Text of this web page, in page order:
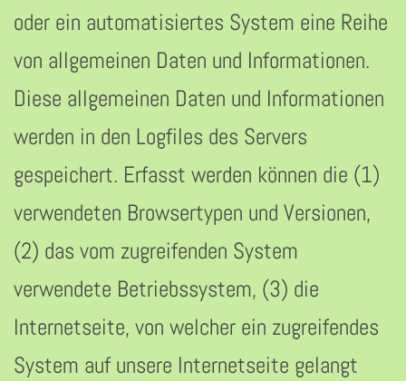
oder ein automatisiertes System eine Reihe
von allgemeinen Daten und Informationen.
Diese allgemeinen Daten und Informationen
werden in den Logfiles des Servers
gespeichert. Erfasst werden können die (1)
verwendeten Browsertypen und Versionen,
(2) das vom zugreifenden System
verwendete Betriebssystem, (3) die
Internetseite, von welcher ein zugreifendes
System auf unsere Internetseite gelangt